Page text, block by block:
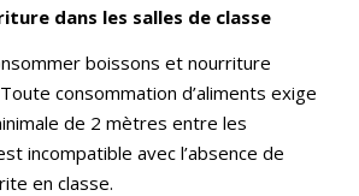
dans les salles de classe
boissons et nourriture
consommation d’aliments exige
de 2 mètres entre les
incompatible avec l’absence de
en classe.